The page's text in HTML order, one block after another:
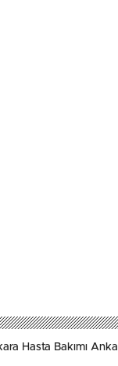
Hasta Bakımı